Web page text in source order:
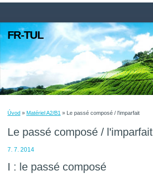
FR-TUL
Úvod » Matériel A2/B1 » Le passé composé / l'imparfait
Le passé composé / l'imparfait
7. 7. 2014
I : le passé composé